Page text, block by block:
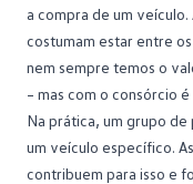
a compra de um
costumam estar entre
nem sempre temos o
– mas com o consórcio
Na prática, um grupo
um veículo específico.
contribuem para isso e